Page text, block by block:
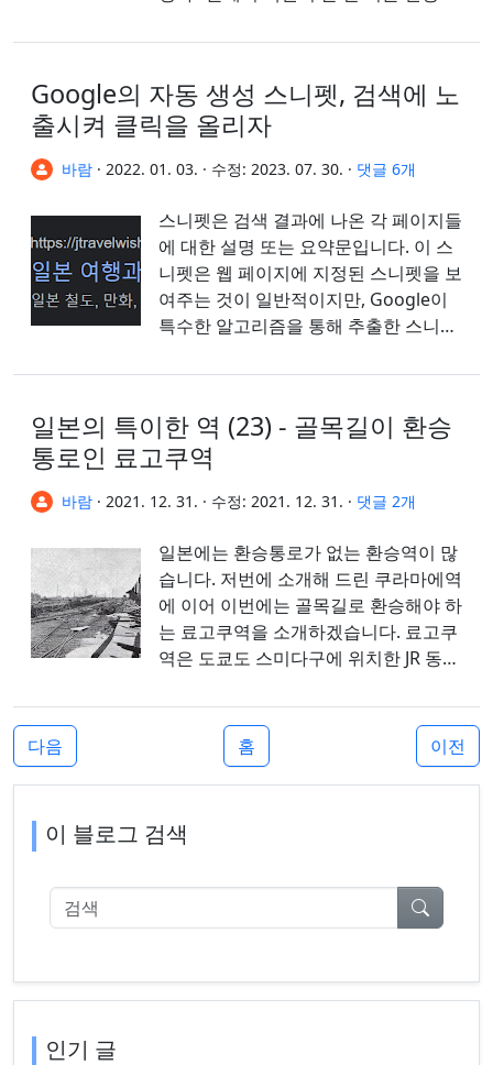
Google의 자동 생성 스니펫, 검색에 노
출시켜 클릭을 올리자
바람 · 2022. 01. 03. · 수정: 2023. 07. 30. · 댓글 6개
스니펫은 검색 결과에 나온 각 페이지들
에 대한 설명 또는 요약문입니다. 이 스
니펫은 웹 페이지에 지정된 스니펫을 보
여주는 것이 일반적이지만, Google이
특수한 알고리즘을 통해 추출한 스니펫
펫을 이해하면 G...
일본의 특이한 역 (23) - 골목길이 환승
통로인 료고쿠역
바람 · 2021. 12. 31. · 수정: 2021. 12. 31. · 댓글 2개
일본에는 환승통로가 없는 환승역이 많
습니다. 저번에 소개해 드린 쿠라마에역
에 이어 이번에는 골목길로 환승해야 하
는 료고쿠역을 소개하겠습니다. 료고쿠
역은 도쿄도 스미다구에 위치한 JR 동일
의 주오-소부 완행선, 도...
다음
홈 이전
이 블로그 검색
검색
인기 글